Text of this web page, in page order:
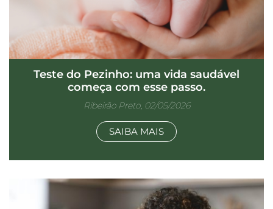
Teste do Pezinho: uma vida saudável
começa com esse passo.
Ribeirão Preto, 02/05/2026
SAIBA MAIS